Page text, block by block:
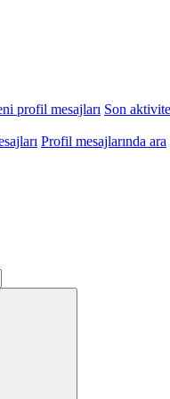
profil mesajları Son
Profil mesajlarında ara